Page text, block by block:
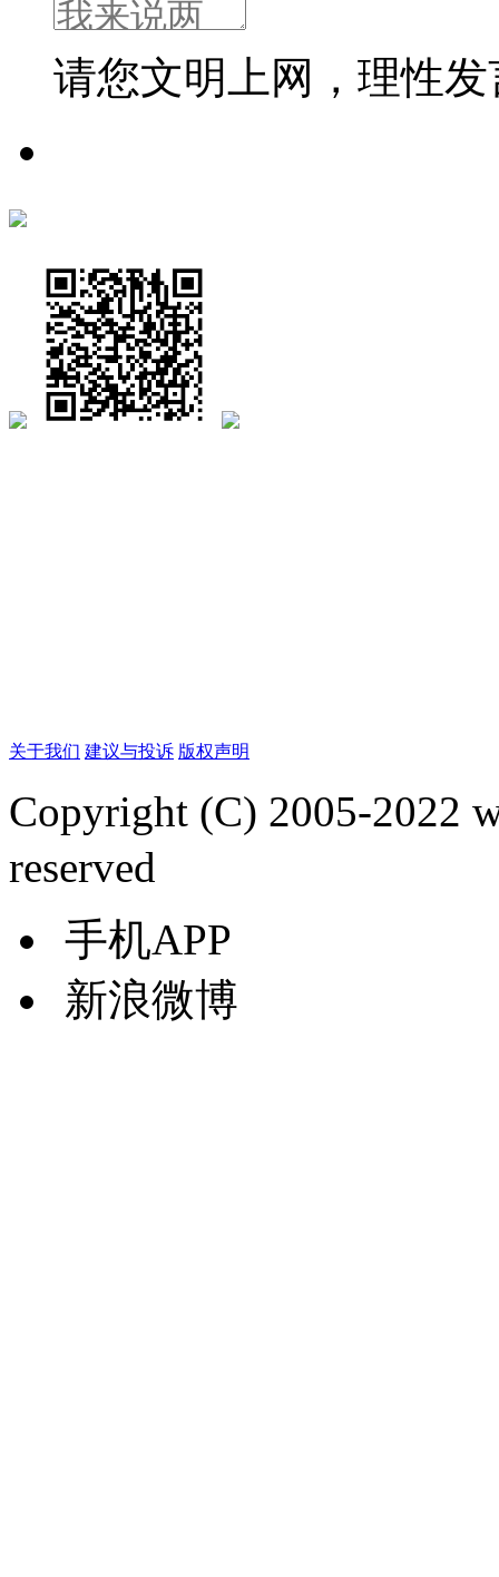
请您文明上网，理性
关于我们 建议与投诉 版权声明
Copyright (C) 2005-2022
reserved
手机APP
新浪微博